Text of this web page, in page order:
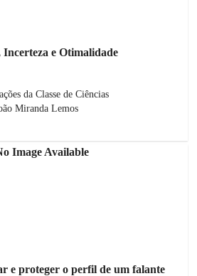
e Otimalidade
da Classe de Ciências
Miranda Lemos
e proteger o perfil de um falante